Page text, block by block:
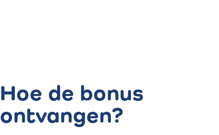
Hoe de bonus
ontvangen?